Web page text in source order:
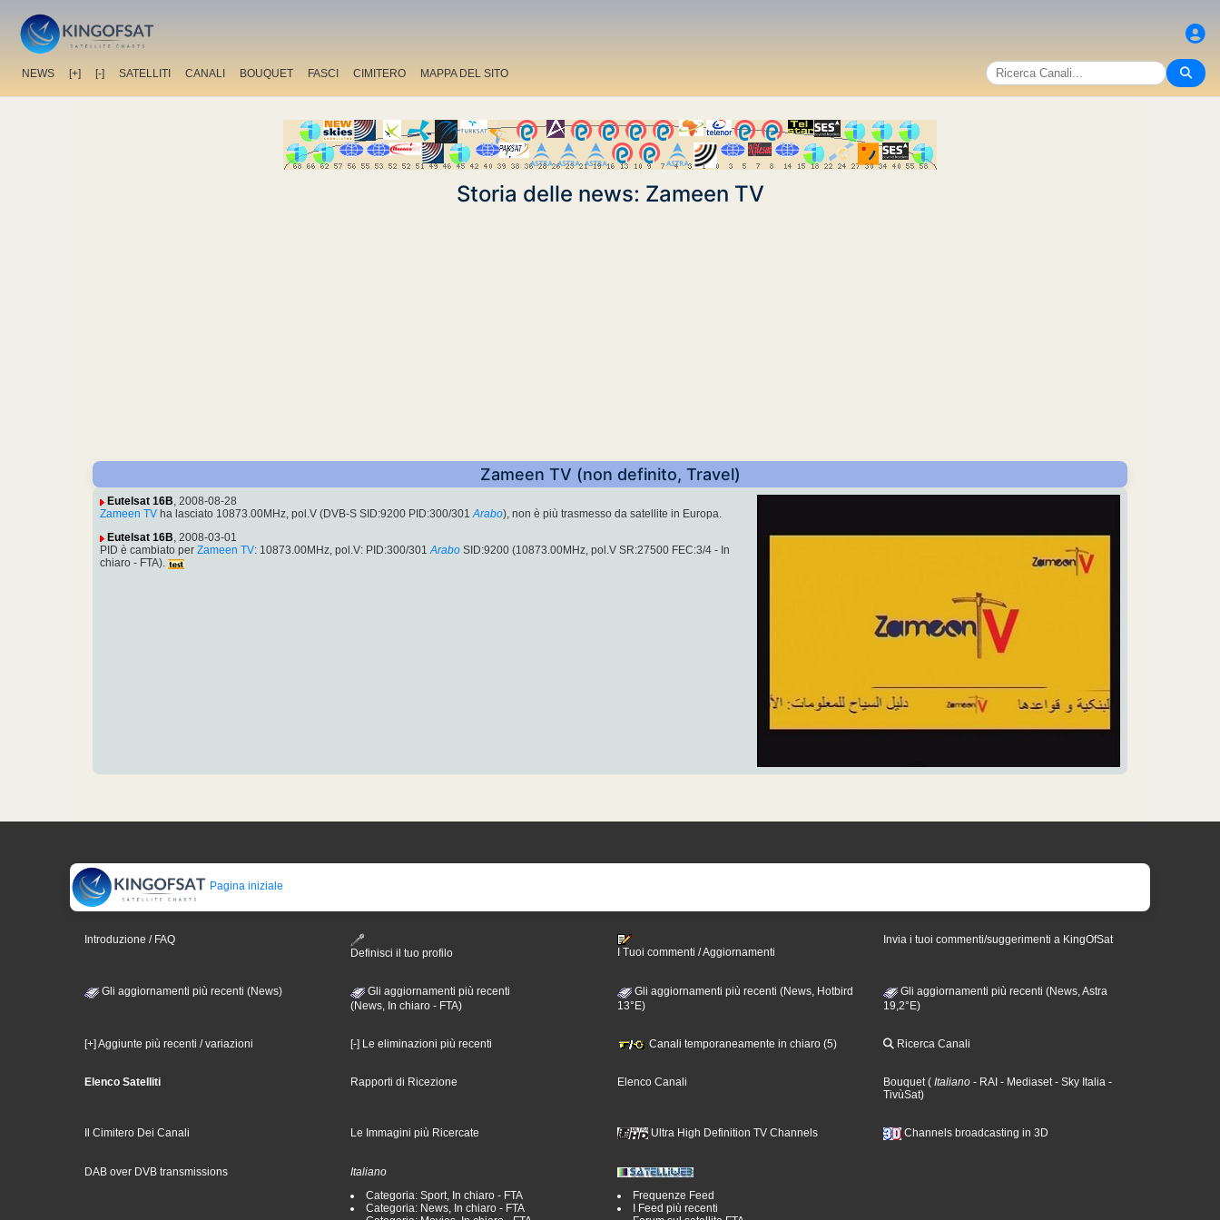
NEWS [+] [-] SATELLITI CANALI BOUQUET FASCI CIMITERO MAPPA DEL SITO
Storia delle news: Zameen TV
Zameen TV (non definito, Travel)
Eutelsat 16B, 2008-08-28
Zameen TV ha lasciato 10873.00MHz, pol.V (DVB-S SID:9200 PID:300/301 Arabo), non è più trasmesso da satellite in Europa.
Eutelsat 16B, 2008-03-01
PID è cambiato per Zameen TV: 10873.00MHz, pol.V: PID:300/301 Arabo SID:9200 (10873.00MHz, pol.V SR:27500 FEC:3/4 - In
chiaro - FTA).
Pagina iniziale
Introduzione / FAQ
Definisci il tuo profilo
I Tuoi commenti / Aggiornamenti
Invia i tuoi commenti/suggerimenti a KingOfSat
Gli aggiornamenti più recenti (News)
Gli aggiornamenti più recenti
(News, In chiaro - FTA)
Gli aggiornamenti più recenti (News, Hotbird
13°E)
Gli aggiornamenti più recenti (News, Astra
19,2°E)
[+] Aggiunte più recenti / variazioni [-] Le eliminazioni più recenti Canali temporaneamente in chiaro (5) Ricerca Canali
Elenco Satelliti Rapporti di Ricezione Elenco Canali Bouquet( Italiano - RAI - Mediaset- Sky Italia -
TivùSat)
Il Cimitero Dei Canali Le Immagini più Ricercate Ultra High Definition TV Channels Channels broadcasting in 3D
DAB over DVB transmissions
Italiano
Categoria: Sport, In chiaro - FTA
Categoria: News, In chiaro - FTA
Frequenze Feed
I Feed più recenti